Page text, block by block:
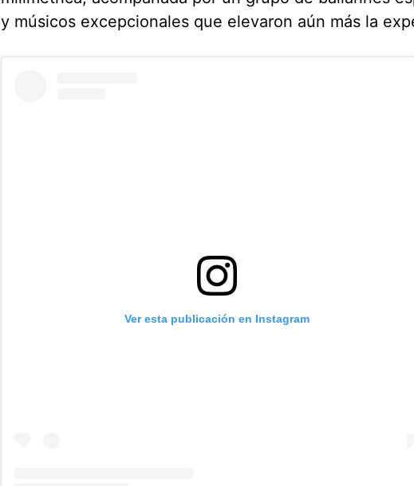
y músicos excepcionales que elevaron aún más la
Ver esta publicación en Instagram